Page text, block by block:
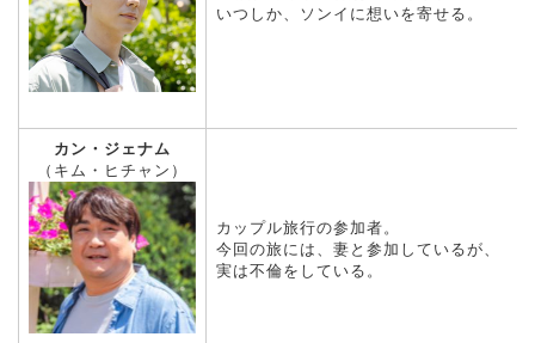
いつしか、ソンイに想いを寄せる。
カン・ジェナム
（キム・ヒチャン）
カップル旅行の参加者。
今回の旅には、妻と参加しているが、
実は不倫をしている。